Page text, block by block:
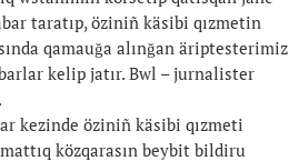
taratıp, öziniñ käsibi qızmetin
qamauğa alınğan äriptesterimiz
kelip jatır. Bwl – jurnalister
kezinde öziniñ käsibi qızmeti
közqarasın beybit bildiru